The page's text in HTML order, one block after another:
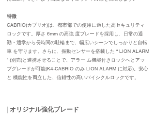
特徴
CABRIO(カブリオ)は、都市部での使用に適した高セキュリティ
ロックです。厚さ 6mm の高強 度ブレードを採用し、日常の通
勤・通学から長時間の駐輪まで、幅広いシーンでしっかりと自転
車 を守ります。さらに、振動センサーを搭載した “ LION ALARM
” (別売)と連携させることで、アラー ム機能付きロックへとアッ
プグレードが可能(K4-CABRIO のみ LION ALARM に対応)。安心
と 機能性を両立した、信頼性の高いバイシクルロックです。
​| オリジナル強化ブレード